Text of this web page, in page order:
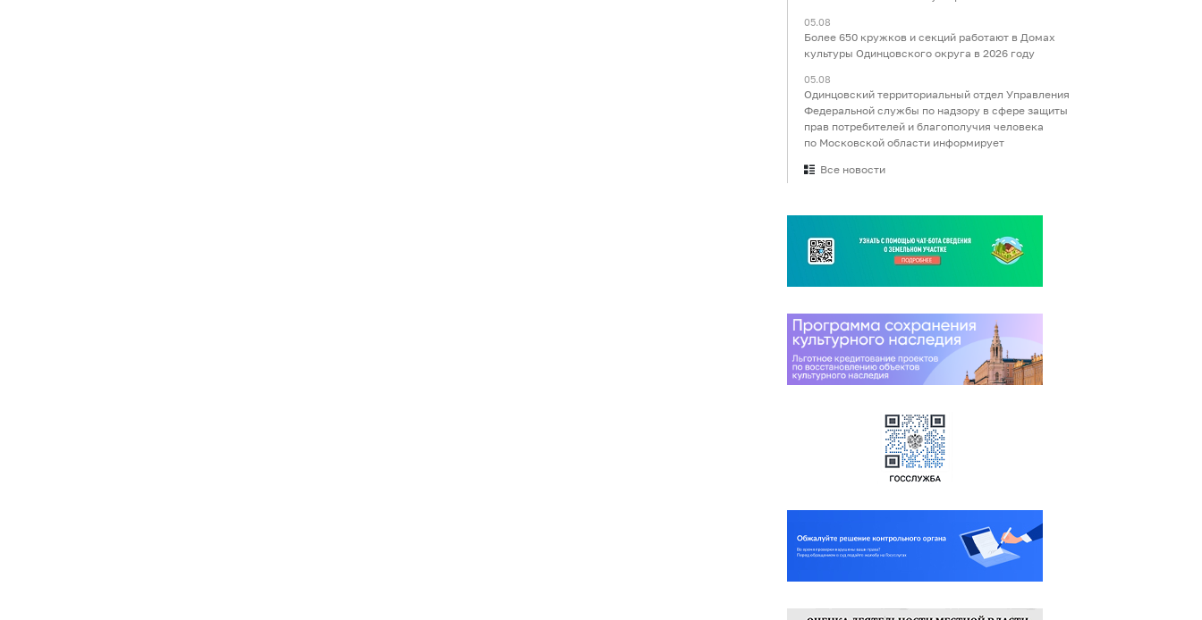
05.08
Более 650 кружков и секций работают в Домах
культуры Одинцовского округа в 2026 году
05.08
Одинцовский территориальный отдел Управления
Федеральной службы по надзору в сфере защиты
прав потребителей и благополучия человека
по Московской области информирует
Все новости